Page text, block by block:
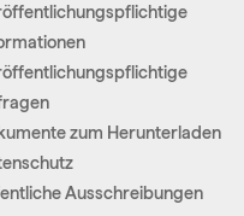
zum Herunterladen
Ausschreibungen